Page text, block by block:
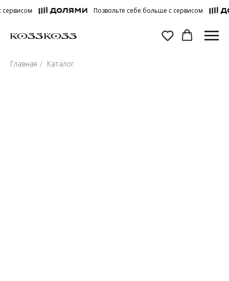
Позвольте себе больше с сервисом
Главная / Каталог